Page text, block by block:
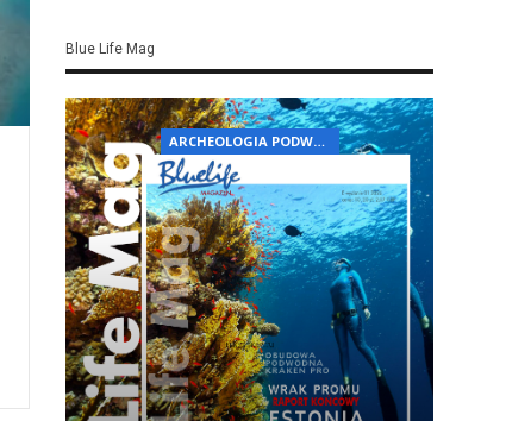
Blue Life Mag
ARCHEOLOGIA PODWODNA